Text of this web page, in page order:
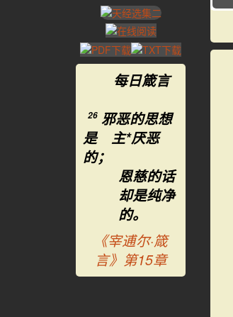
每日箴言
26 邪恶的思想
是 主*厌恶
的；
恩慈的话
却是纯净
的。
《宰逋尔·箴
言》第15章